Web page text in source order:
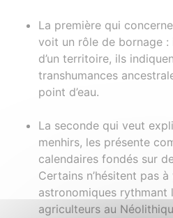
La première qui
voit un rôle de bornage
d’un territoire, ils
transhumances
point d’eau.
La seconde qui veut
menhirs, les présente
calendaires fondés sur
Certains n’hésitent pas
astronomiques rythmant
agriculteurs au